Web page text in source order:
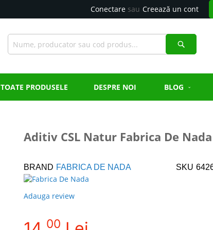
Conectare Creează un cont
TOATE PRODUSELE DESPRE NOI BLOG
Aditiv CSL Natur Fabrica De
BRAND FABRICA DE NADA SKU
Adauga review
00